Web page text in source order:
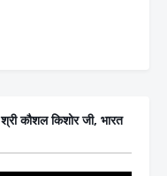
कौशल किशोर जी, भारत